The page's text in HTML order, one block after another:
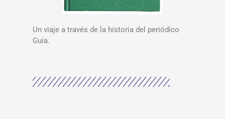
Un viaje a través de la historia del periódico
Guía.